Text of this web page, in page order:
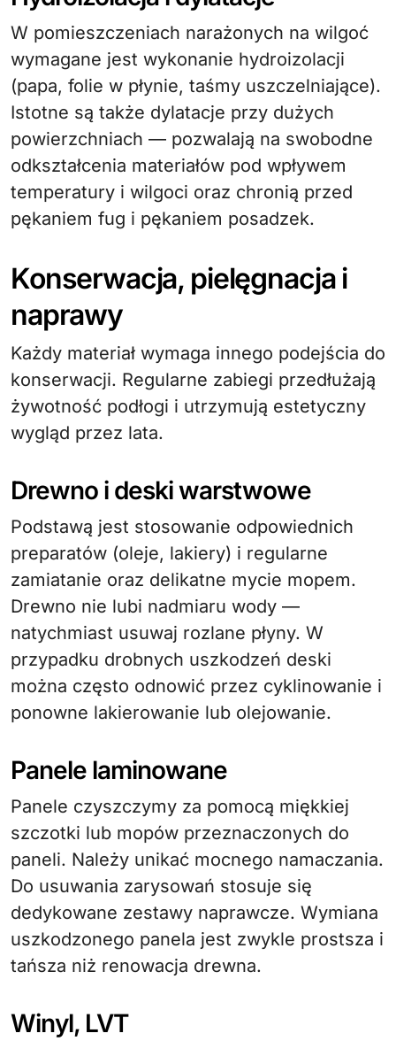
W pomieszczeniach narażonych na wilgoć
wymagane jest wykonanie hydroizolacji
(papa, folie w płynie, taśmy uszczelniające).
Istotne są także dylatacje przy dużych
powierzchniach — pozwalają na swobodne
odkształcenia materiałów pod wpływem
temperatury i wilgoci oraz chronią przed
pękaniem fug i pękaniem posadzek.
Konserwacja, pielęgnacja i
naprawy
Każdy materiał wymaga innego podejścia do
konserwacji. Regularne zabiegi przedłużają
żywotność podłogi i utrzymują estetyczny
wygląd przez lata.
Drewno i deski warstwowe
Podstawą jest stosowanie odpowiednich
preparatów (oleje, lakiery) i regularne
zamiatanie oraz delikatne mycie mopem.
Drewno nie lubi nadmiaru wody —
natychmiast usuwaj rozlane płyny. W
przypadku drobnych uszkodzeń deski
można często odnowić przez cyklinowanie i
ponowne lakierowanie lub olejowanie.
Panele laminowane
Panele czyszczymy za pomocą miękkiej
szczotki lub mopów przeznaczonych do
paneli. Należy unikać mocnego namaczania.
Do usuwania zarysowań stosuje się
dedykowane zestawy naprawcze. Wymiana
uszkodzonego panela jest zwykle prostsza i
tańsza niż renowacja drewna.
Winyl, LVT